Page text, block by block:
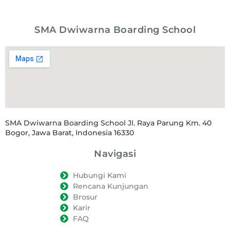
SMA Dwiwarna Boarding School
SMA Dwiwarna Boarding School Jl. Raya Parung Km. 40
Bogor, Jawa Barat, Indonesia 16330
Navigasi
Hubungi Kami
Rencana Kunjungan
Brosur
Karir
FAQ